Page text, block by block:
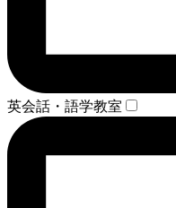
英会話・語学教室